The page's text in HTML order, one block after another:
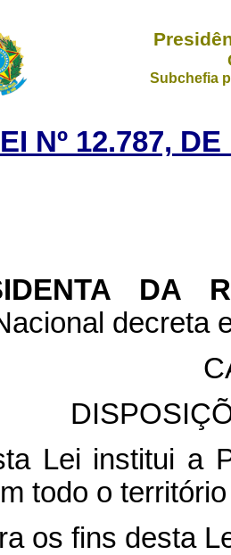
Subchefia
Nº 12.787,
DA
decreta
Lei institui a
todo o
os fins desta